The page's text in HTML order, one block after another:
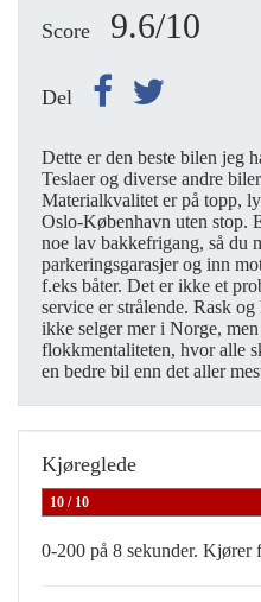
Score 9.6/10
Del
Dette er den beste bilen jeg
Teslaer og diverse andre
Materialkvalitet er på topp,
Oslo-København uten stop.
noe lav bakkefrigang, så du
parkeringsgarasjer og inn
f.eks båter. Det er ikke et
service er strålende. Rask
ikke selger mer i Norge,
flokkmentaliteten, hvor alle
en bedre bil enn det aller
Kjøreglede
10 / 10
0-200 på 8 sekunder. Kjører